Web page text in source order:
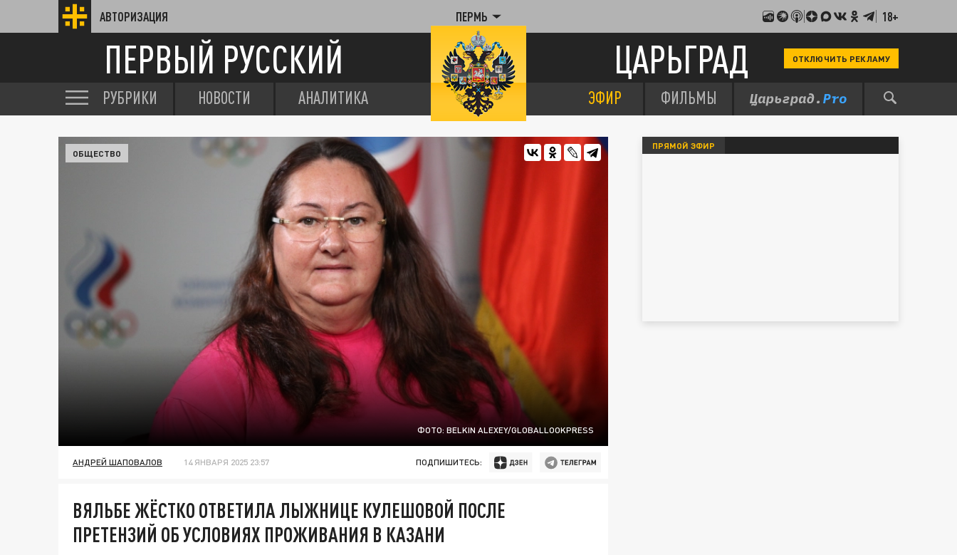
АВТОРИЗАЦИЯ ПЕРМЬ 18+
ПЕРВЫЙ РУССКИЙ ЦАРЬГРАД ОТКЛЮЧИТЬ РЕКЛАМУ
РУБРИКИ НОВОСТИ АНАЛИТИКА ЭФИР ФИЛЬМЫ
ФОТО: BELKIN ALEXEY/GLOBALLOOKPRESS
ОБЩЕСТВО
АНДРЕЙ ШАПОВАЛОВ 14 ЯНВАРЯ 2025 23:57 ПОДПИШИТЕСЬ:
ВЯЛЬБЕ ЖЁСТКО ОТВЕТИЛА ЛЫЖНИЦЕ КУЛЕШОВОЙ ПОСЛЕ
ПРЕТЕНЗИЙ ОБ УСЛОВИЯХ ПРОЖИВАНИЯ В КАЗАНИ
ПРЯМОЙ ЭФИР